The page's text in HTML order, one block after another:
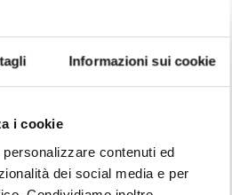
Informazioni sui cookie
i cookie
contenuti ed
dei social media e per